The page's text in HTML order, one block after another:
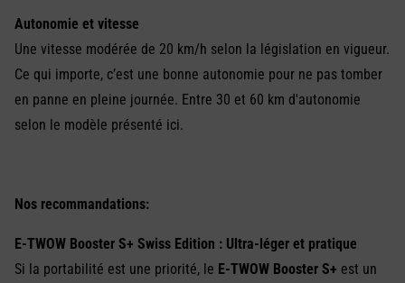
Autonomie et vitesse
Une vitesse modérée de 20 km/h selon la législation en vigueur.
Ce qui importe, c’est une bonne autonomie pour ne pas tomber
en panne en pleine journée. Entre 30 et 60 km d'autonomie
selon le modèle présenté ici.
Nos recommandations:
E-TWOW Booster S+ Swiss Edition : Ultra-léger et pratique
Si la portabilité est une priorité, le E-TWOW Booster S+ est un